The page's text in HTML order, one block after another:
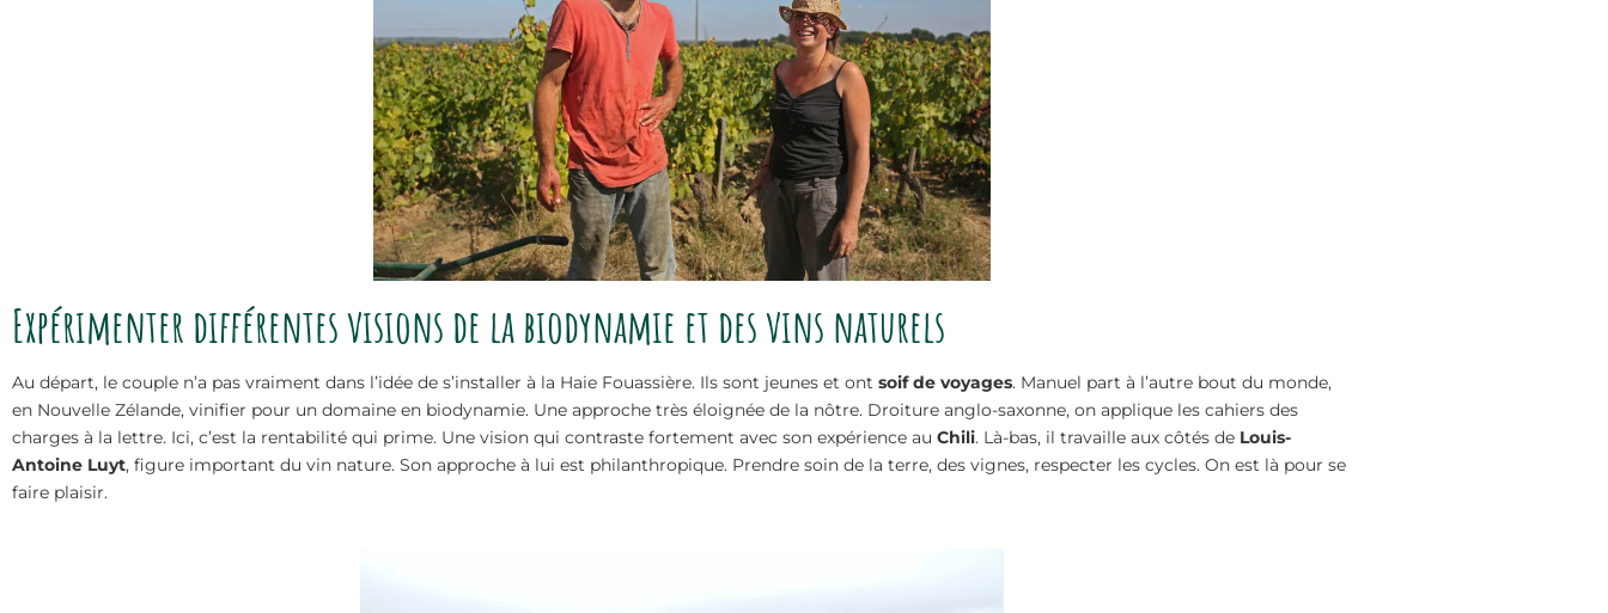
Expérimenter différentes visions de la biodynamie et des vins naturels
Au départ, le couple n’a pas vraiment dans l’idée de s’installer à la Haie Fouassière. Ils sont jeunes et ont soif de voyages. Manuel part à l’autre bout du monde,
en Nouvelle Zélande, vinifier pour un domaine en biodynamie. Une approche très éloignée de la nôtre. Droiture anglo-saxonne, on applique les cahiers des
charges à la lettre. Ici, c’est la rentabilité qui prime. Une vision qui contraste fortement avec son expérience au Chili. Là-bas, il travaille aux côtés de Louis-
Antoine Luyt, figure important du vin nature. Son approche à lui est philanthropique. Prendre soin de la terre, des vignes, respecter les cycles. On est là pour se
faire plaisir.